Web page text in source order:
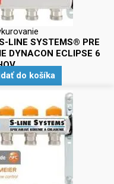
LINE SYSTEMS® PRE
DYNACON ECLIPSE 6
do košíka